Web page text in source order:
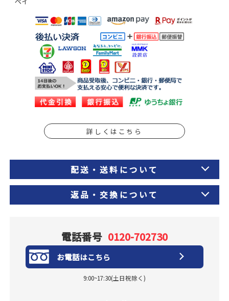
詳しくはこちら
配送・送料について
返品・交換について
電話番号 0120-702730
お電話はこちら
9:00~17:30(土日祝除く)